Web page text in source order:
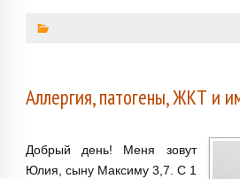
Аллергия, патогены, ЖКТ и
Добрый день! Меня зовут
Юлия, сыну Максиму 3,7. С 1